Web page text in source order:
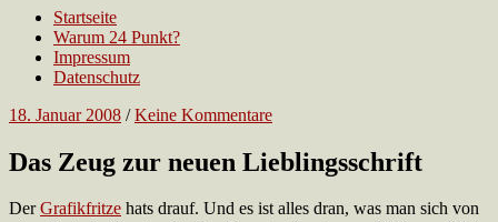
Startseite
Warum 24 Punkt?
Impressum
Datenschutz
18. Januar 2008 / Keine Kommentare
Das Zeug zur neuen Lieblingsschrift
DerGrafikfritze hats drauf. Und es ist alles dran, was man sich von